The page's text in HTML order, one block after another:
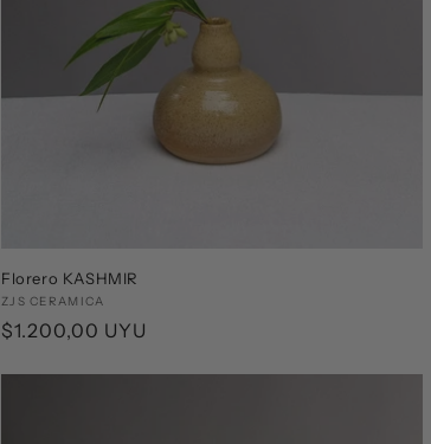
Florero KASHMIR
Proveedor:
ZJS CERAMICA
Precio
$1.200,00 UYU